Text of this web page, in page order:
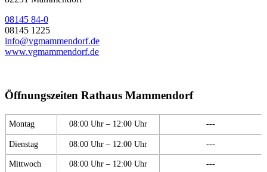
08145 84-0
08145 1225
info@vgmammendorf.de
www.vgmammendorf.de
Öffnungszeiten Rathaus Mammendorf
Montag 08:00 Uhr – 12:00 Uhr ---
Dienstag 08:00 Uhr – 12:00 Uhr ---
Mittwoch 08:00 Uhr – 12:00 Uhr ---